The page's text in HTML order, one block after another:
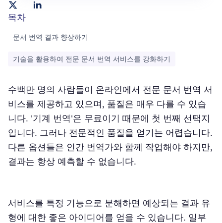
목차
문서 번역 결과 향상하기
기술을 활용하여 전문 문서 번역 서비스를 강화하기
수백만 명의 사람들이 온라인에서 전문 문서 번역 서
비스를 제공하고 있으며, 품질은 매우 다를 수 있습
니다. '기계 번역'은 무료이기 때문에 첫 번째 선택지
입니다. 그러나 전문적인 품질을 얻기는 어렵습니다.
다른 옵션들은 인간 번역가와 함께 작업해야 하지만,
결과는 항상 예측할 수 없습니다.
서비스를 특정 기능으로 분해하면 예상되는 결과 유
형에 대한 좋은 아이디어를 얻을 수 있습니다. 일부